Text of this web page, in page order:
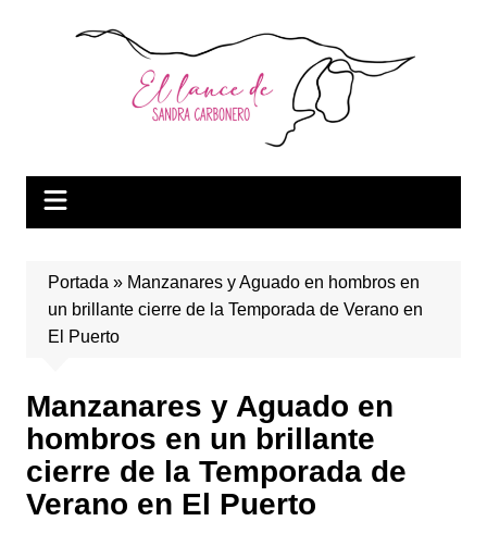
Portada » Manzanares y Aguado en hombros en
un brillante cierre de la Temporada de Verano en
El Puerto
Manzanares y Aguado en
hombros en un brillante
cierre de la Temporada de
Verano en El Puerto